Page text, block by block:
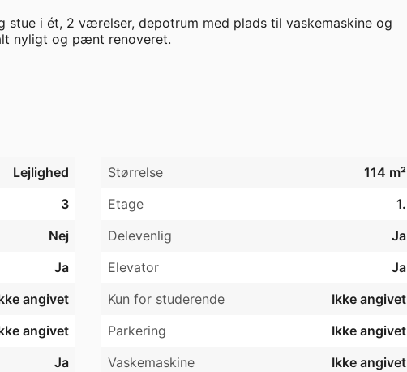
stue i ét, 2 værelser, depotrum med plads til vaskemaskine og
nyligt og pænt renoveret.
Lejlighed Størrelse
114 m²
3 Etage
1.
Nej Delevenlig
Ja
Ja Elevator
Ja
angivet Kun for studerende
Ikke angivet
angivet Parkering
Ikke angivet
Ja Vaskemaskine
Ikke angivet